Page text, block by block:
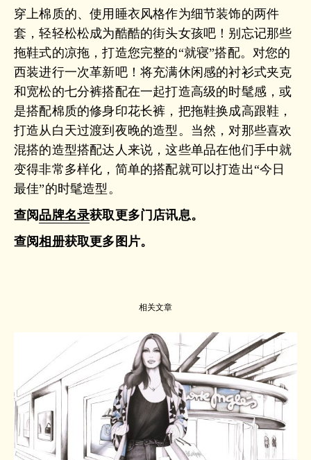
穿上棉质的、使用睡衣风格作为细节装饰的两件
套，轻轻松松成为酷酷的街头女孩吧！别忘记那些
拖鞋式的凉拖，打造您完整的“就寝”搭配。对您的
西装进行一次革新吧！将充满休闲感的衬衫式夹克
和宽松的七分裤搭配在一起打造高级的时髦感，或
是搭配棉质的修身印花长裤，把拖鞋换成高跟鞋，
打造从白天过渡到夜晚的造型。当然，对那些喜欢
混搭的造型搭配达人来说，这些单品在他们手中就
变得非常多样化，简单的搭配就可以打造出“今日
最佳”的时髦造型。
查阅 品牌名录获取更多门店讯息。
查阅相册获取更多图片。
相关文章